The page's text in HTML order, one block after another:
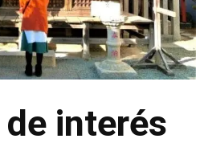
interés